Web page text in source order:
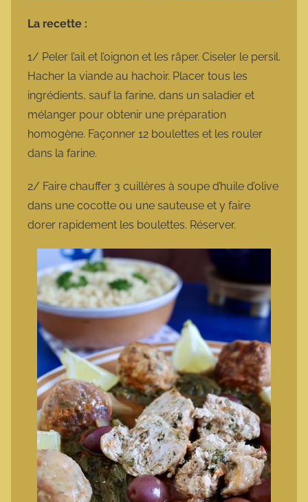
La recette :
1/ Peler l’ail et l’oignon et les râper. Ciseler le persil.
Hacher la viande au hachoir. Placer tous les
ingrédients, sauf la farine, dans un saladier et
mélanger pour obtenir une préparation
homogène. Façonner 12 boulettes et les rouler
dans la farine.
2/ Faire chauffer 3 cuillères à soupe d’huile d’olive
dans une cocotte ou une sauteuse et y faire
dorer rapidement les boulettes. Réserver.